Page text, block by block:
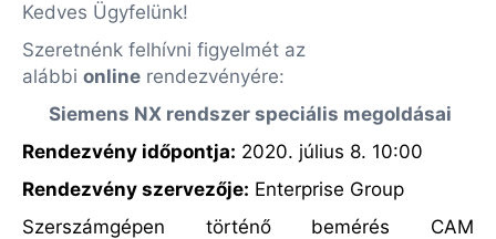
Kedves Ügyfelünk!
Szeretnénk felhívni figyelmét az
alábbi online rendezvényére:
Siemens NX rendszer speciális megoldásai
Rendezvény időpontja: 2020. július 8. 10:00
Rendezvény szervezője: Enterprise Group
Szerszámgépen történő bemérés CAM